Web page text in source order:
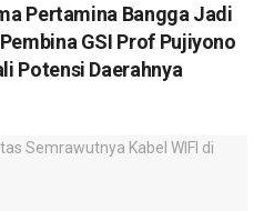
Pertamina Bangga Jadi
GSI Prof Pujiyono
Potensi Daerahnya